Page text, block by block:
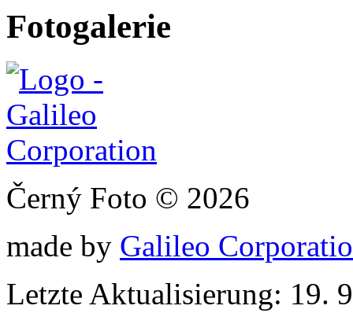
Fotogalerie
Černý Foto © 2026
made by Galileo
Letzte Aktualisierung: 19.